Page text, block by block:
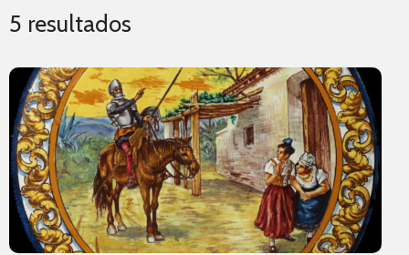
5 resultados